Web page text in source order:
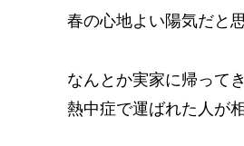
春の心地よい陽気だと
なんとか実家に帰って
熱中症で運ばれた人が